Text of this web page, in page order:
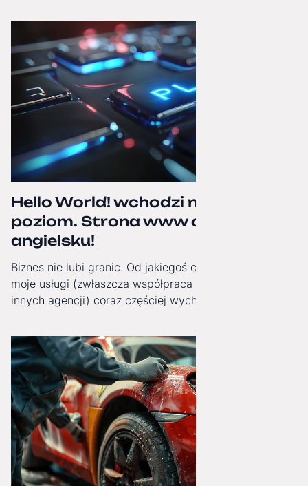
Hello World! wchodzi na wyższy
poziom. Strona www oficjalnie po
angielsku!
Biznes nie lubi granic. Od jakiegoś czasu obserwuję, jak
moje usługi (zwłaszcza współpraca White-Label dla
innych agencji) coraz częściej wychodzą poza Polskę.
angielską wersję językową!